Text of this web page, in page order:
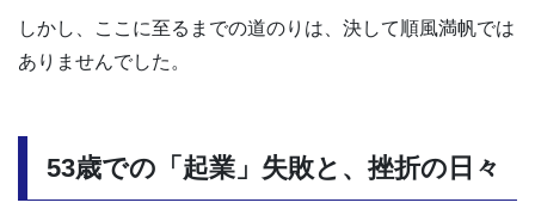
しかし、ここに至るまでの道のりは、決して順風満帆では
ありませんでした。
53歳での「起業」失敗と、挫折の日々